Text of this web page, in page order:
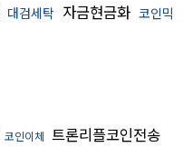
대검세탁 자금현금화 코인믹
코인이체 트론리플코인전송